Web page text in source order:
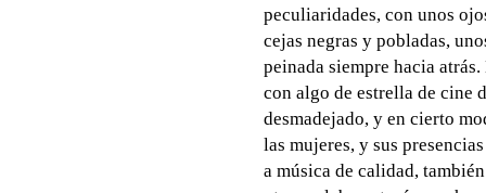
peculiaridades, con unos
cejas negras y pobladas,
peinada siempre hacia
con algo de estrella de cine
desmadejado, y en cierto
las mujeres, y sus
a música de calidad,